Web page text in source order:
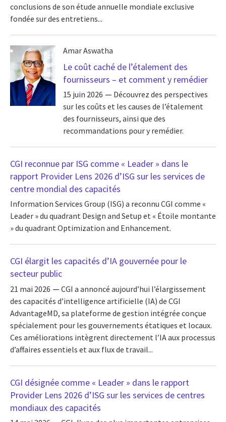
conclusions de son étude annuelle mondiale exclusive
fondée sur des entretiens...
Amar Aswatha
Le coût caché de l’étalement des
fournisseurs – et comment y remédier
15 juin 2026
Découvrez des perspectives
sur les coûts et les causes de l’étalement
des fournisseurs, ainsi que des
recommandations pour y remédier.
CGI reconnue par ISG comme « Leader » dans le
rapport Provider Lens 2026 d’ISG sur les services de
centre mondial des capacités
Information Services Group (ISG) a reconnu CGI comme «
Leader » du quadrant Design and Setup et « Étoile montante
» du quadrant Optimization and Enhancement.
CGI élargit les capacités d’IA gouvernée pour le
secteur public
21 mai 2026
CGI a annoncé aujourd’hui l’élargissement
des capacités d’intelligence artificielle (IA) de CGI
AdvantageMD, sa plateforme de gestion intégrée conçue
spécialement pour les gouvernements étatiques et locaux.
Ces améliorations intègrent directement l’IA aux processus
d’affaires essentiels et aux flux de travail...
CGI désignée comme « Leader » dans le rapport
Provider Lens 2026 d’ISG sur les services de centres
mondiaux des capacités